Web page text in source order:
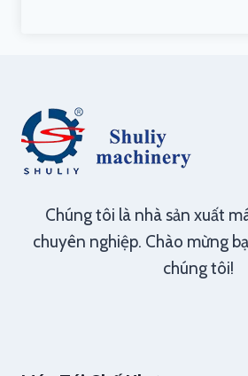
Chúng tôi là nhà sản xuất
chuyên nghiệp. Chào mừng
chúng tôi!